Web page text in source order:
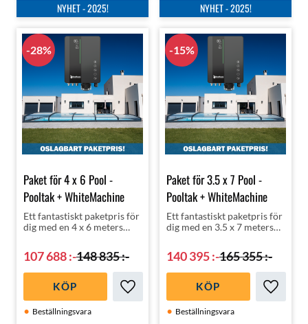
NYHET - 2025! NYHET - 2025!
Paket för 4 x 6 Pool -
Pooltak + WhiteMachine
Ett fantastiskt paketpris för
dig med en 4 x 6 meters
helautomatiska
WhiteMachine
saltklorinator!
107 688:-148 835:-
28%
Lägg till i favoriter
Beställningsvara
KÖP
Paket för 3.5 x 7 Pool -
Pooltak + WhiteMachine
Ett fantastiskt paketpris för
dig med en 3.5 x 7 meters
helautomatiska
WhiteMachine
saltklorinator!
140 395:-165 355:-
15%
Lägg
Beställningsvara
KÖP